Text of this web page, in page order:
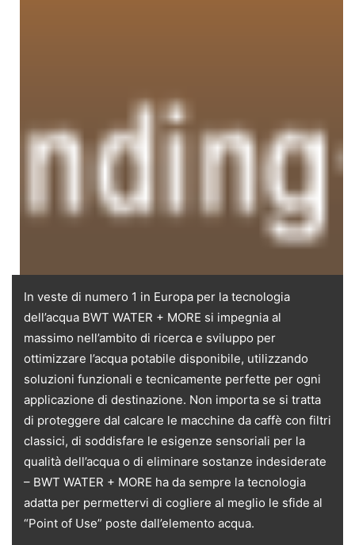
In veste di numero 1 in Europa per la tecnologia
dell’acqua BWT WATER + MORE si impegnia al
massimo nell’ambito di ricerca e sviluppo per
ottimizzare l’acqua potabile disponibile, utilizzando
soluzioni funzionali e tecnicamente perfette per ogni
applicazione di destinazione. Non importa se si tratta
di proteggere dal calcare le macchine da caffè con filtri
classici, di soddisfare le esigenze sensoriali per la
qualità dell’acqua o di eliminare sostanze indesiderate
– BWT WATER + MORE ha da sempre la tecnologia
adatta per permettervi di cogliere al meglio le sfide al
“Point of Use” poste dall’elemento acqua.